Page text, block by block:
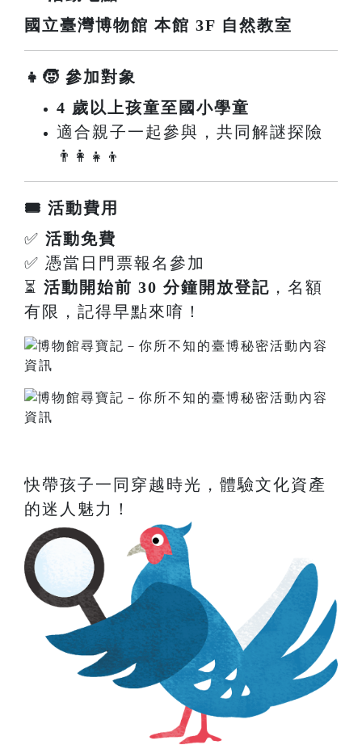
國立臺灣博物館 本館 3F 自然教室
👧🧒 參加對象
4 歲以上孩童至國小學童
適合親子一起參與，共同解謎探險
👨‍👩‍👧‍👦
🎟️ 活動費用
✅ 活動免費
✅ 憑當日門票報名參加
⏳ 活動開始前 30 分鐘開放登記 ，名額
有限，記得早點來唷！
快帶孩子一同穿越時光，體驗文化資產
的迷人魅力！